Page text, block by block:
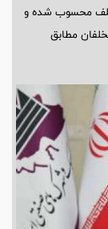
محسوب شده و
مطابق